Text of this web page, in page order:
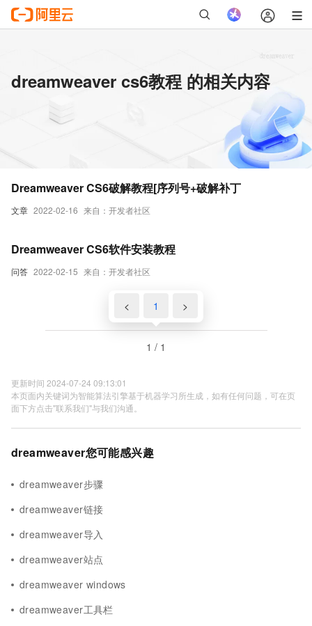
dreamweaver cs6教程 的相关内容
文章 2022-02-16 来自：开发者社区
Dreamweaver CS6破解教程[序列号+破解补丁
问答 2022-02-15 来自：开发者社区
Dreamweaver CS6软件安装教程
< 1 >
1 / 1
更新时间 2024-07-24 09:13:01
本页面内关键词为智能算法引擎基于机器学习所生成，如有任何问题，可在页
面下方点击"联系我们"与我们沟通。
dreamweaver您可能感兴趣
dreamweaver步骤
dreamweaver链接
dreamweaver导入
dreamweaver站点
dreamweaver windows
dreamweaver工具栏